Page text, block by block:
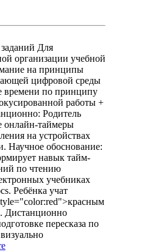
Для
организации учебной
на принципы
цифровой среды
времени по принципу
работы +
Родитель
онлайн-таймеры
на устройствах
Научное обоснование:
навык тайм-
по чтению
учебниках
Ребёнка учат
Дистанционно
пересказа по